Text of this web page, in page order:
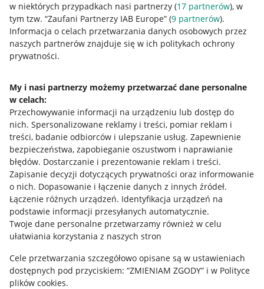
w niektórych przypadkach nasi partnerzy (17 partnerów), w
tym tzw. “Zaufani Partnerzy IAB Europe” (9 partnerów).
Informacja o celach przetwarzania danych osobowych przez
naszych partnerów znajduje się w ich politykach ochrony
prywatności.
My i nasi partnerzy możemy przetwarzać dane personalne
w celach:
Przechowywanie informacji na urządzeniu lub dostęp do
nich. Spersonalizowane reklamy i treści, pomiar reklam i
treści, badanie odbiorców i ulepszanie usług. Zapewnienie
bezpieczeństwa, zapobieganie oszustwom i naprawianie
błędów. Dostarczanie i prezentowanie reklam i treści.
Zapisanie decyzji dotyczących prywatności oraz informowanie
o nich. Dopasowanie i łączenie danych z innych źródeł.
Łączenie różnych urządzeń. Identyfikacja urządzeń na
podstawie informacji przesyłanych automatycznie.
Twoje dane personalne przetwarzamy również w celu
ułatwiania korzystania z naszych stron
Cele przetwarzania szczegółowo opisane są w ustawieniach
dostępnych pod przyciskiem: “ZMIENIAM ZGODY” i w Polityce
plików cookies.
Przydatne informacje
Jak to działa
Allegro Gadane dla sprzedających
Allegro Gadane dla kupujących
Mapa miejscowości
Informacje prawne
Regulamin
Polityka plików "cookies"
Ustawienia plików "cookies"
Udostępnianie lokalizacji
Informacje dla Aktu o Usługach Cyfrowych